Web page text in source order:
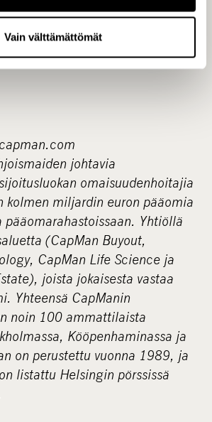
Vain välttämättömät
johtavia
omaisuudenhoitajia
kolmen miljardin euron pääomia
pääomarahastoissaan. Yhtiöllä
(CapMan Buyout,
CapMan Life Science ja
joista jokaisesta vastaa
Yhteensä CapManin
noin 100 ammattilaista
Kööpenhaminassa ja
on perustettu vuonna 1989, ja
listattu Helsingin pörssissä